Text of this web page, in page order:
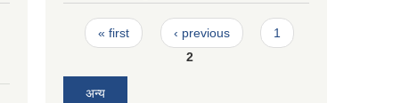
Pages
« first ‹ previous
1
2
अन्य